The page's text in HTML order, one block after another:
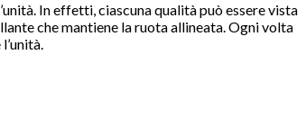
In effetti, ciascuna qualità può essere vista
che mantiene la ruota allineata. Ogni volta